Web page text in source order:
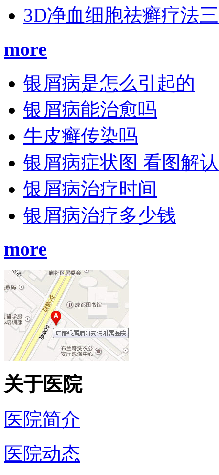
3D净血细胞祛癣疗法
more
银屑病是怎么引起的
银屑病能治愈吗
牛皮癣传染吗
银屑病症状图 看图解
银屑病治疗时间
银屑病治疗多少钱
more
关于医院
医院简介
医院动态